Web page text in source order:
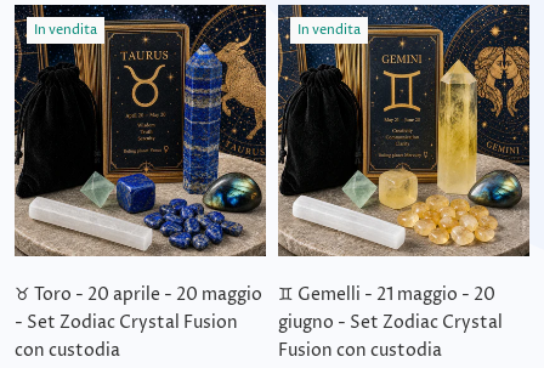
In vendita
♉ Toro - 20 aprile - 20 maggio
- Set Zodiac Crystal Fusion
con custodia
In vendita
♊ Gemelli - 21 maggio - 20
giugno - Set Zodiac Crystal
Fusion con custodia